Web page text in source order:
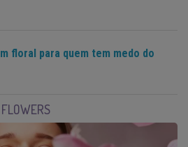
floral para quem tem medo do